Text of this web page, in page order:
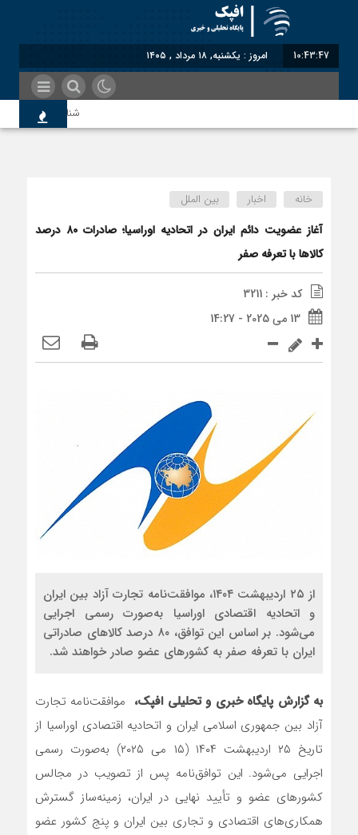
10:43:47 امروز : یکشنبه, ۱۸ مرداد , ۱۴۰۵
شناختیک| ۸۶ درصد مهاجران حامی ایران در جنگ؛ ۷۵ درصد مهاجران دولت چهاردهم را خیرخواه خود نمی‌دانند
اندیشکده
سوءاستفاده معاندین
اختصاصی| معطلی بار
مذاکره تحمیلی، جنگ
خانه اخبار بین الملل
آغاز عضویت دائم ایران در اتحادیه اوراسیا؛ صادرات ۸۰ درصد
کالاها با تعرفه صفر
کد خبر : 3211
13 می 2025 - 14:27
از ۲۵ اردیبهشت ۱۴۰۴، موافقت‌نامه تجارت آزاد بین ایران
و اتحادیه اقتصادی اوراسیا به‌صورت رسمی اجرایی
می‌شود. بر اساس این توافق، ۸۰ درصد کالاهای صادراتی
ایران با تعرفه صفر به کشورهای عضو صادر خواهند شد.
به گزارش پایگاه خبری و تحلیلی افپک، موافقت‌نامه تجارت
آزاد بین جمهوری اسلامی ایران و اتحادیه اقتصادی اوراسیا از
تاریخ ۲۵ اردیبهشت ۱۴۰۴ (۱۵ می ۲۰۲۵) به‌صورت رسمی
اجرایی می‌شود. این توافق‌نامه پس از تصویب در مجالس
کشورهای عضو و تأیید نهایی در ایران، زمینه‌ساز گسترش
همکاری‌های اقتصادی و تجاری بین ایران و پنج کشور عضو